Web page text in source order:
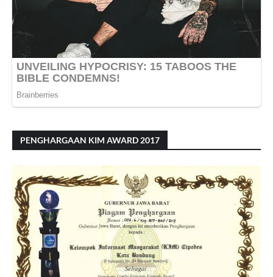
PENGHARGAAN KIM AWARD 2017